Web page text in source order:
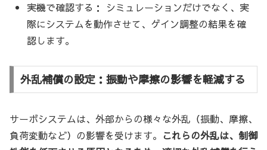
実機で確認する： シミュレーションだけでなく、実
際にシステムを動作させて、ゲイン調整の結果を確
認します。
外乱補償の設定：振動や摩擦の影響を軽減する
サーボシステムは、外部からの様々な外乱（振動、摩擦、
負荷変動など）の影響を受けます。 これらの外乱は、制御